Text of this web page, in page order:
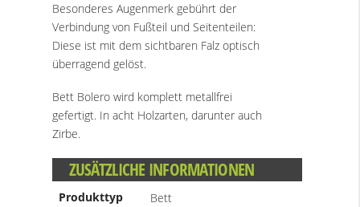
Besonderes Augenmerk gebührt der
Verbindung von Fußteil und Seitenteilen:
Diese ist mit dem sichtbaren Falz optisch
überragend gelöst.
Bett Bolero wird komplett metallfrei
gefertigt. In acht Holzarten, darunter auch
Zirbe.
ZUSÄTZLICHE INFORMATIONEN
Produkttyp
Bett